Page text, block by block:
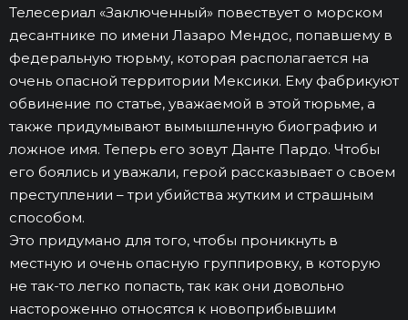
Телесериал «Заключенный» повествует о морском
десантнике по имени Лазаро Мендос, попавшему в
федеральную тюрьму, которая располагается на
очень опасной территории Мексики. Ему фабрикуют
обвинение по статье, уважаемой в этой тюрьме, а
также придумывают вымышленную биографию и
ложное имя. Теперь его зовут Данте Пардо. Чтобы
его боялись и уважали, герой рассказывает о своем
преступлении – три убийства жутким и страшным
способом.
Это придумано для того, чтобы проникнуть в
местную и очень опасную группировку, в которую
не так-то легко попасть, так как они довольно
настороженно относятся к новоприбывшим